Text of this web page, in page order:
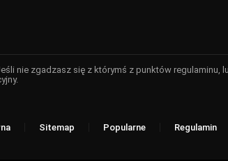
nie zgadzasz się z którymś z punktów
Sitemap Popularne Regulamin